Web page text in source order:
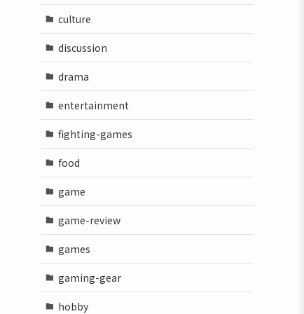
culture
discussion
drama
entertainment
fighting-games
food
game
game-review
games
gaming-gear
hobby